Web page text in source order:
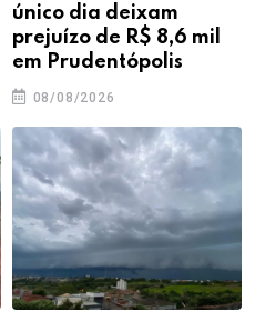
único dia deixam
prejuízo de R$ 8,6 mil
em Prudentópolis
08/08/2026